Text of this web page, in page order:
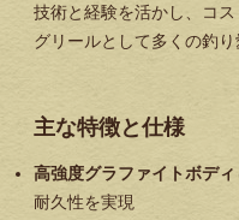
技術と経験を活かし、コ
グリールとして多くの釣り
主な特徴と仕様
高強度グラファイトボデ
耐久性を実現